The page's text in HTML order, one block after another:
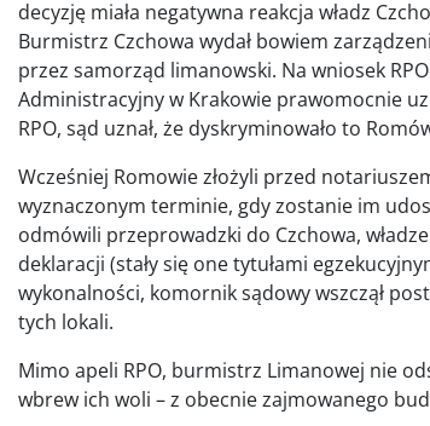
decyzję miała negatywna reakcja władz
Burmistrz Czchowa wydał bowiem
przez samorząd limanowski. Na wniosek
Administracyjny w Krakowie prawomocnie
RPO, sąd uznał, że dyskryminowało to
Wcześniej Romowie złożyli przed
wyznaczonym terminie, gdy zostanie im
odmówili przeprowadzki do Czchowa,
deklaracji (stały się one tytułami
wykonalności, komornik sądowy wszczął
tych lokali.
Mimo apeli RPO, burmistrz Limanowej nie
wbrew ich woli – z obecnie zajmowanego